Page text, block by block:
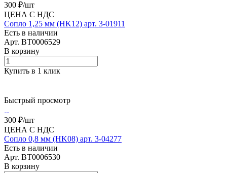
300 ₽/шт
ЦЕНА С НДС
Сопло 1,25 мм (HK12) арт. 3-01911
Есть в наличии
Арт. BT0006529
В корзину
Купить в 1 клик
Быстрый просмотр
300 ₽/шт
ЦЕНА С НДС
Сопло 0,8 мм (HK08) арт. 3-04277
Есть в наличии
Арт. BT0006530
В корзину